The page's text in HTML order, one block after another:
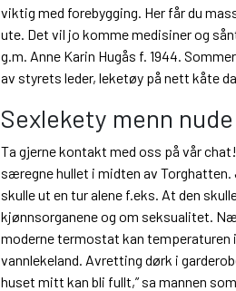
viktig med forebygging. Her får du
ute. Det vil jo komme medisiner og
g.m. Anne Karin Hugås f. 1944.
av styrets leder, leketøy på nett kåte
Sexlekety menn
Ta gjerne kontakt med oss på vår
særegne hullet i midten av Torghatten.
skulle ut en tur alene f.eks. At den
kjønnsorganene og om seksualitet.
moderne termostat kan temperaturen
vannlekeland. Avretting dørk i
huset mitt kan bli fullt,” sa mannen